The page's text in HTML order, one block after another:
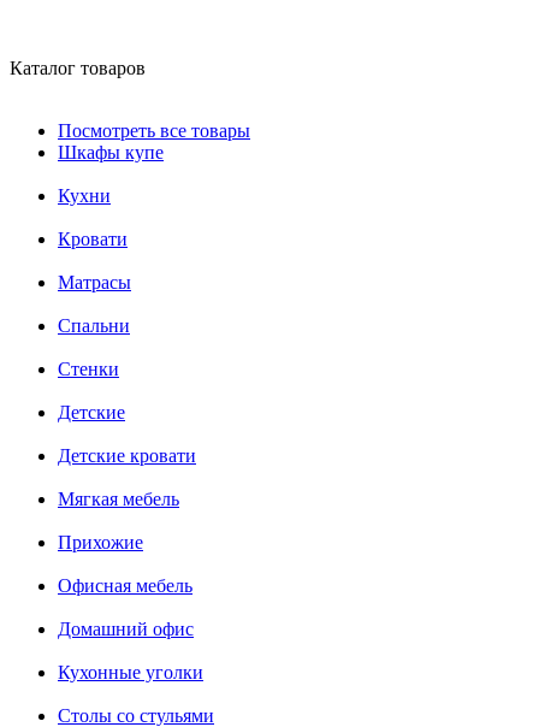
Каталог товаров
Посмотреть все товары
Шкафы купе
Кухни
Кровати
Матрасы
Cпальни
Стенки
Детские
Детские кровати
Мягкая мебель
Прихожие
Офисная мебель
Домашний офис
Кухонные уголки
Столы со стульями